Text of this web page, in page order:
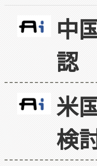
中
認
米
検